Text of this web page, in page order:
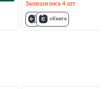
Залишилось 4шт
єКнига